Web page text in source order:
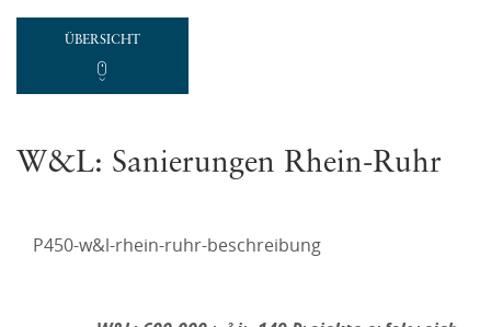
NEUEN ACCOUNT ANLEGEN
ÜBERSICHT
W&L: Sanierungen Rhein-Ruhr
P450-w&l-rhein-ruhr-beschreibung